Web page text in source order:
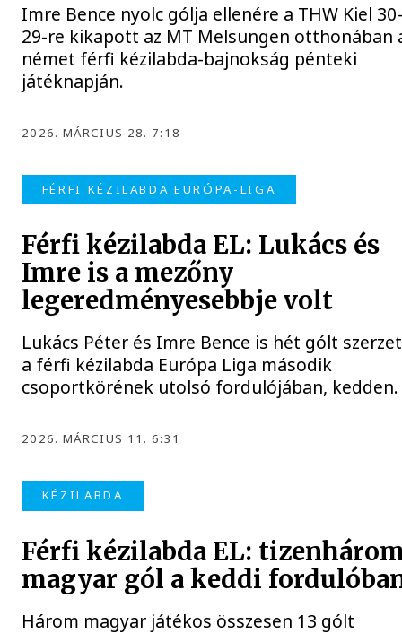
Imre Bence nyolc gólja ellenére a THW Kiel
29-re kikapott az MT Melsungen otthonában
német férfi kézilabda-bajnokság pénteki
játéknapján.
2026. MÁRCIUS 28. 7:18
FÉRFI KÉZILABDA EURÓPA-LIGA
Férfi kézilabda EL: Lukács és
Imre is a mezőny
legeredményesebbje volt
Lukács Péter és Imre Bence is hét gólt
a férfi kézilabda Európa Liga második
csoportkörének utolsó fordulójában, kedden.
2026. MÁRCIUS 11. 6:31
KÉZILABDA
Férfi kézilabda EL:
magyar gól a keddi
Három magyar játékos összesen 13 gólt